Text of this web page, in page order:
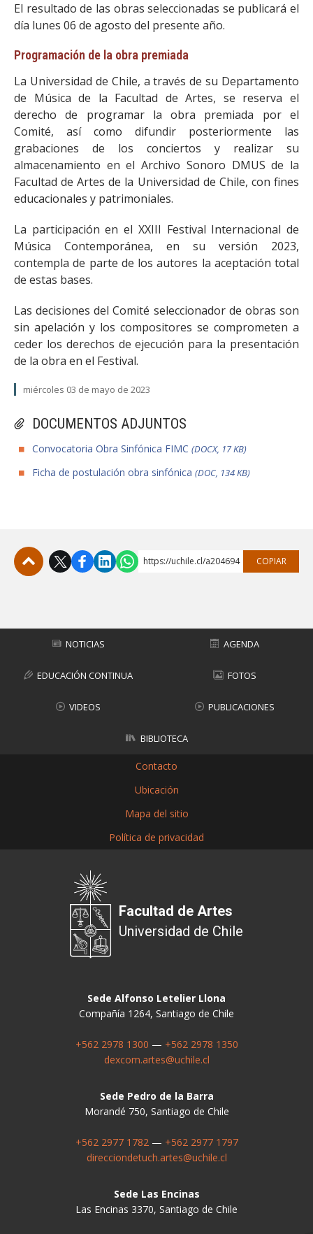
DOCUMENTOS ADJUNTOS
Convocatoria Obra Sinfónica FIMC (DOCX, 17 KB)
Ficha de postulación obra sinfónica (DOC, 134 KB)
El resultado de las obras seleccionadas se publicará el
día lunes 06 de agosto del presente año.
Programación de la obra premiada
La Universidad de Chile, a través de su Departamento
de Música de la Facultad de Artes, se reserva el
derecho de programar la obra premiada por el
Comité, así como difundir posteriormente las
grabaciones de los conciertos y realizar su
almacenamiento en el Archivo Sonoro DMUS de la
Facultad de Artes de la Universidad de Chile, con fines
educacionales y patrimoniales.
La participación en el XXIII Festival Internacional de
Música Contemporánea, en su versión 2023,
contempla de parte de los autores la aceptación total
de estas bases.
Las decisiones del Comité seleccionador de obras son
sin apelación y los compositores se comprometen a
ceder los derechos de ejecución para la presentación
de la obra en el Festival.
miércoles 03 de mayo de 2023
https://uchile.cl/a204694 COPIAR
NOTICIAS AGENDA
EDUCACIÓN CONTINUA FOTOS
VIDEOS PUBLICACIONES
BIBLIOTECA
Contacto
Ubicación
Mapa del sitio
Política de privacidad
Facultad de Artes
Universidad de Chile
Sede Alfonso Letelier Llona
Compañía 1264, Santiago de Chile
+562 2978 1300 — +562 2978 1350
dexcom.artes@uchile.cl
Sede Pedro de la Barra
Morandé 750, Santiago de Chile
+562 2977 1782— +562 2977 1797
direcciondetuch.artes@uchile.cl
Sede Las Encinas
Las Encinas 3370, Santiago de Chile